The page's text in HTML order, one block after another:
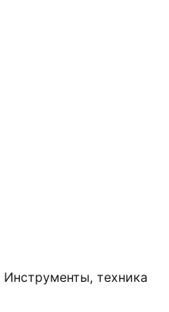
Инструменты, техника